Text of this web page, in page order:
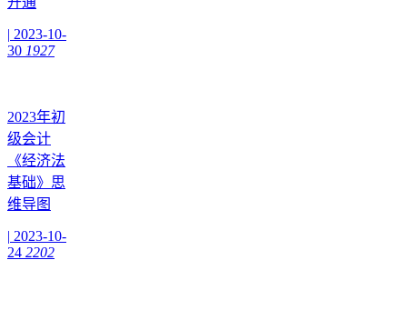
| 2023-10-
30 1927
2023年初
级会计
《经济法
基础》思
维导图
| 2023-10-
24 2202